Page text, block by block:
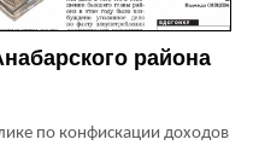
района
по конфискации доходов